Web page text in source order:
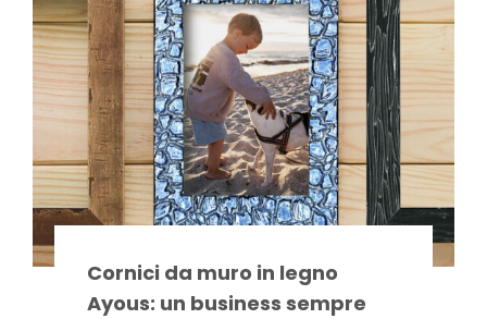
Cornici da muro in legno
Ayous: un business sempre